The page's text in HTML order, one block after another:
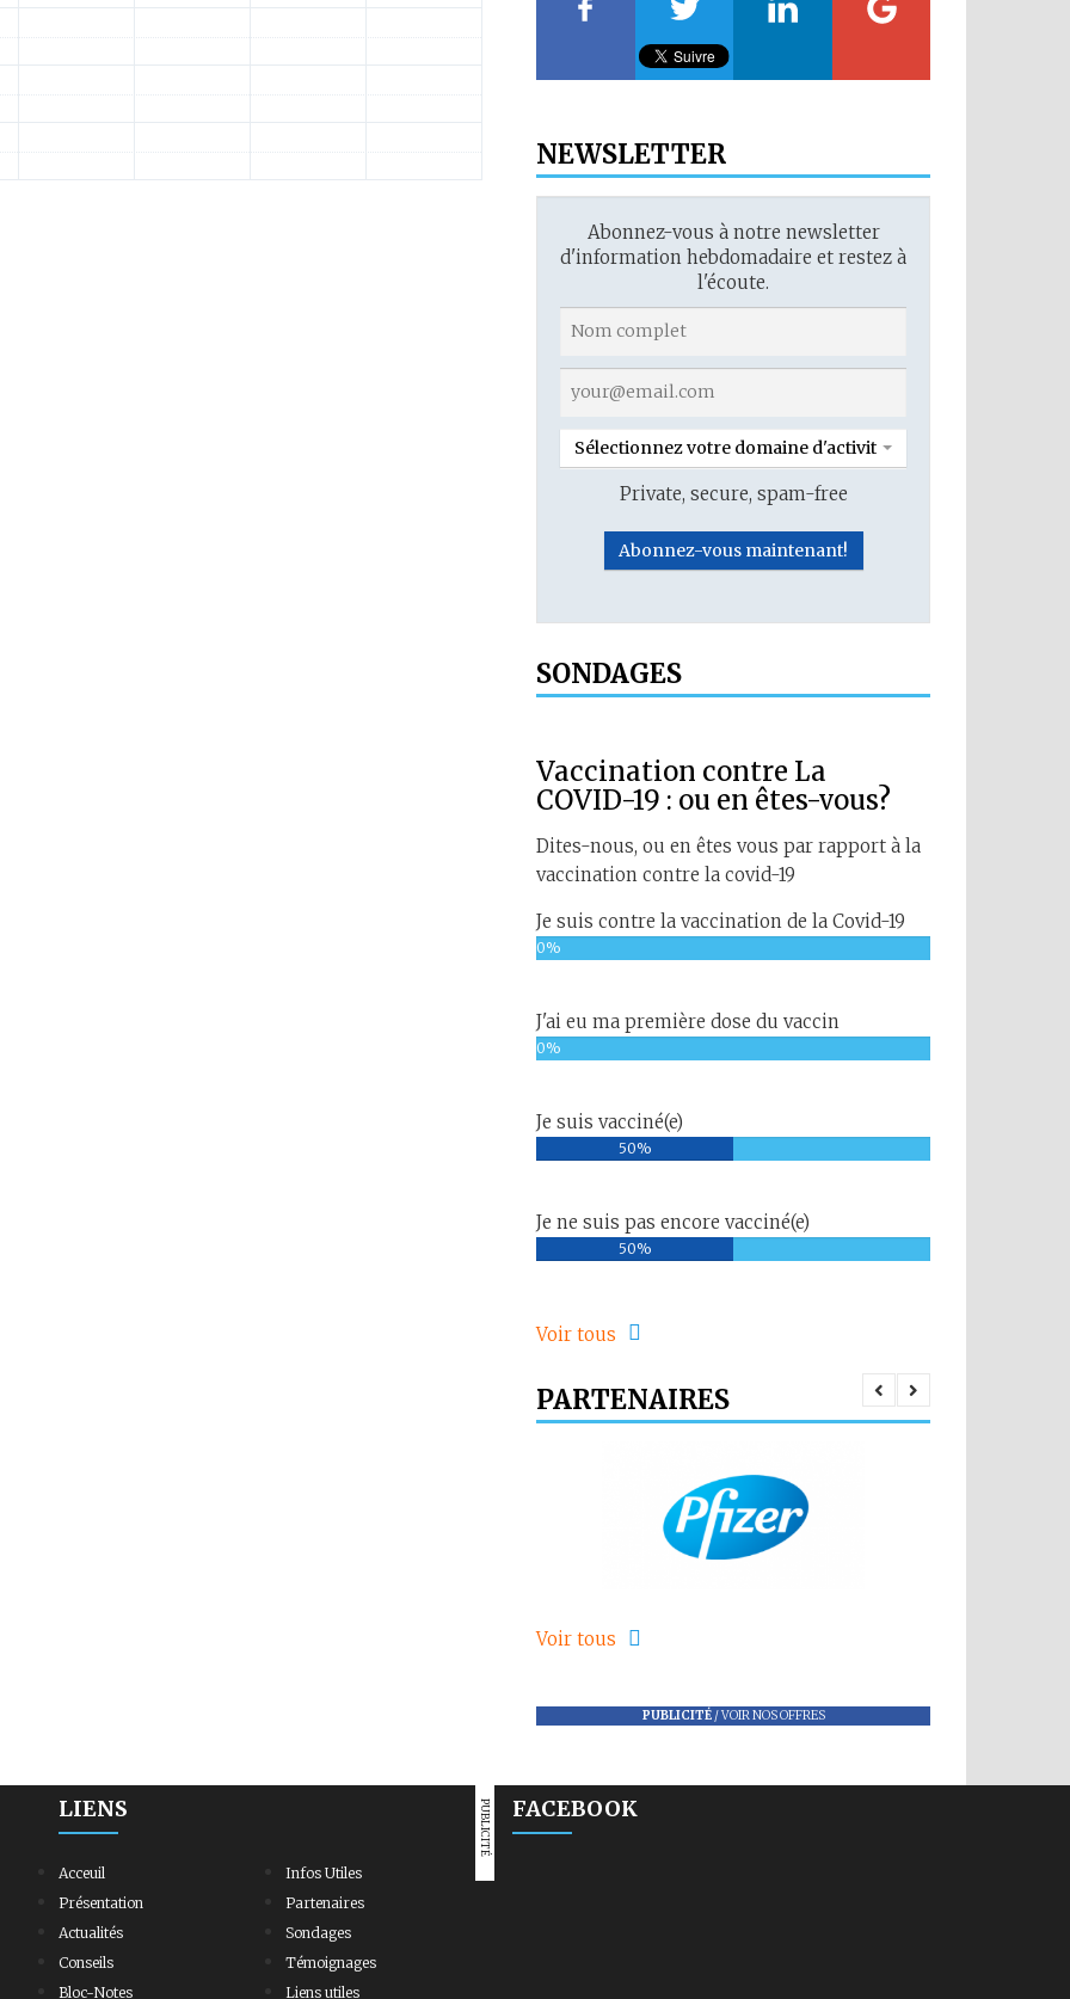
NEWSLETTER
Abonnez-vous à notre newsletter
d'information hebdomadaire et restez à
l'écoute.
Sélectionnez votre domaine d'activité
Private, secure, spam-free
SONDAGES
Vaccination contre La
COVID-19 : ou en êtes-vous?
Dites-nous, ou en êtes vous par rapport à la
vaccination contre la covid-19
Je suis contre la vaccination de la Covid-19
0%
J'ai eu ma première dose du vaccin
0%
Je suis vacciné(e)
50%
Je ne suis pas encore vacciné(e)
50%
Voir tous
PARTENAIRES
Voir tous
PUBLICITÉ/VOIR NOS OFFRES
PUBLICITÉ
LIENS
Acceuil
Présentation
Actualités
Conseils
Bloc-Notes
Infos Utiles
Partenaires
Sondages
Témoignages
Liens utiles
FACEBOOK